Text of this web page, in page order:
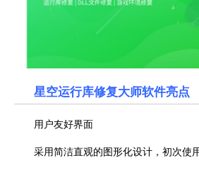
星空运行库修复大师软件亮点
用户友好界面
采用简洁直观的图形化设计，初次使